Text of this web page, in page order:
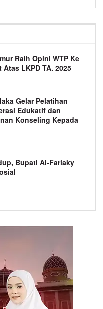
Raih Opini WTP Ke
LKPD TA. 2025
Gelar Pelatihan
Edukatif dan
Konseling Kepada
Bupati Al-Farlaky